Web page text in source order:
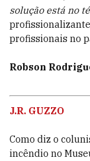
solução está no
profissionais no
Robson
J.R. GUZZO
Como diz o
incêndio no